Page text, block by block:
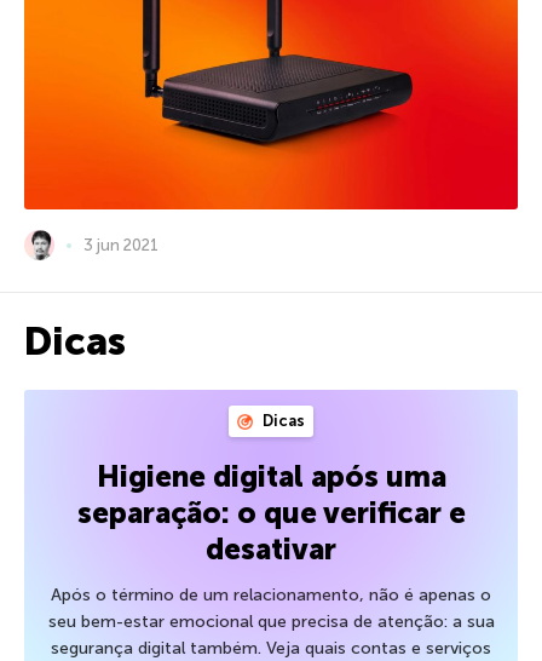
3 jun 2021
Dicas
Dicas
Higiene digital após uma
separação: o que verificar e
desativar
Após o término de um relacionamento, não é apenas o
seu bem-estar emocional que precisa de atenção: a sua
segurança digital também. Veja quais contas e serviços